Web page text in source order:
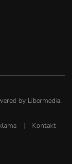
by Libermedia.
| Kontakt